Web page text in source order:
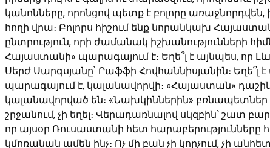
կանոնները, որոնցով պետք է բոլորը առաջնորդվեն,
հողի վրա։ Բոլորս հիշում ենք նորանկախ
ընտրություն, որի ժամանակ իշխանությունների
Հայաստանի» պարագայում է։ Եղե՞լ է այնպես, որ
Սերժ Սարգսյանը՝ Րաֆֆի Հովհաննիսյանին։
պարագայում է, կալանավորվի։ «Հայաստան»
կալանավորված են։ «Նախկիններին»
շրջանում, չի եղել։ Վերադառնալով սկզբին՝ շատ
որ այսօր Ռուսաստանի հետ հարաբերությունները
կմոռանան ամեն ինչ։ Ոչ մի բան չի կորչում, չի